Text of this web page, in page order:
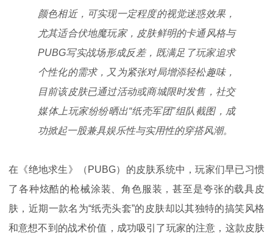
颜色相近，可实现一定程度的视觉迷惑效果，
尤其适合伏地魔玩家，皮肤鲜明的卡通风格与
PUBG写实战场形成反差，既满足了玩家追求
个性化的需求，又为紧张对局增添轻松趣味，
目前该皮肤已通过活动或商城限时发售，社交
媒体上玩家纷纷晒出“纸壳军团”组队截图，成
功掀起一股兼具娱乐性与实用性的穿搭风潮。
在《绝地求生》（PUBG）的皮肤系统中，玩家们早已习惯
了各种炫酷的枪械涂装、角色服装，甚至是夸张的载具皮
肤，近期一款名为“纸壳头套”的皮肤却以其独特的搞笑风格
和意想不到的战术价值，成功吸引了玩家的注意，这款皮肤